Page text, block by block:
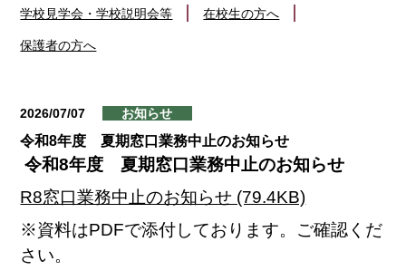
学校見学会・学校説明会等 在校生の方へ
保護者の方へ
2026/07/07 お知らせ
令和8年度 夏期窓口業務中止のお知らせ
令和8年度 夏期窓口業務中止のお知らせ
R8窓口業務中止のお知らせ (79.4KB)
※資料はPDFで添付しております。ご確認くだ
さい。